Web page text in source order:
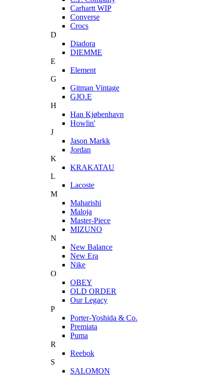
Carhartt WIP
Converse
Crocs
D
Diadora
DIEMME
E
Element
G
Gitman Vintage
GJO.E
H
Han Kjøbenhavn
Howlin'
J
Jason Markk
Jordan
K
KRAKATAU
L
Lacoste
M
Maharishi
Maloja
Master-Piece
MIZUNO
N
New Balance
New Era
Nike
O
OBEY
OLD ORDER
Our Legacy
P
Porter-Yoshida & Co.
Premiata
Puma
R
Reebok
S
SALOMON